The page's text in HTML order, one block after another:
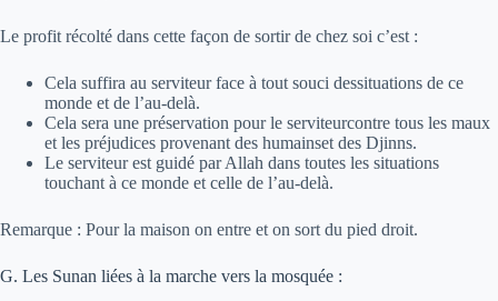
Le profit récolté dans cette façon de sortir de chez soi c’est :
Cela suffira au serviteur face à tout souci dessituations de ce
monde et de l’au-delà.
Cela sera une préservation pour le serviteurcontre tous les maux
et les préjudices provenant des humainset des Djinns.
Le serviteur est guidé par Allah dans toutes les situations
touchant à ce monde et celle de l’au-delà.
Remarque : Pour la maison on entre et on sort du pied droit.
G. Les Sunan liées à la marche vers la mosquée :